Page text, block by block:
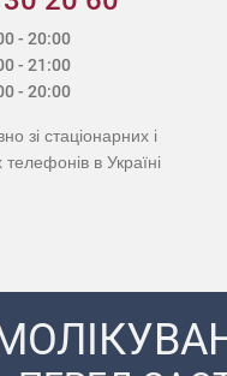
- 20:00
- 21:00
- 20:00
зі стаціонарних і
телефонів в Україні